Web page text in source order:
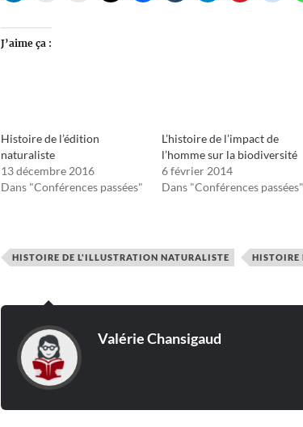
J’aime ça :
Histoire de l’édition
naturaliste
13 décembre 2016
Dans "Conférences passées"
L’histoire de l’impact de
l’homme sur la biodiversité
6 février 2014
Dans "Conférences passées"
HISTOIRE DE L'ILLUSTRATION NATURALISTE HISTOIRE
Valérie Chansigaud